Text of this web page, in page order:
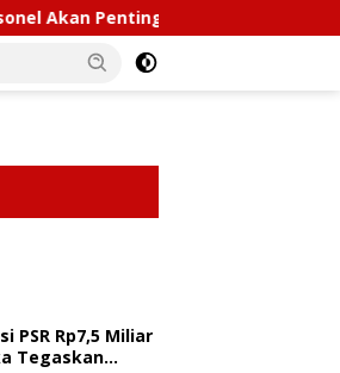
Pentingnya Hidup Sehat
PSR Rp7,5 Miliar
Tegaskan